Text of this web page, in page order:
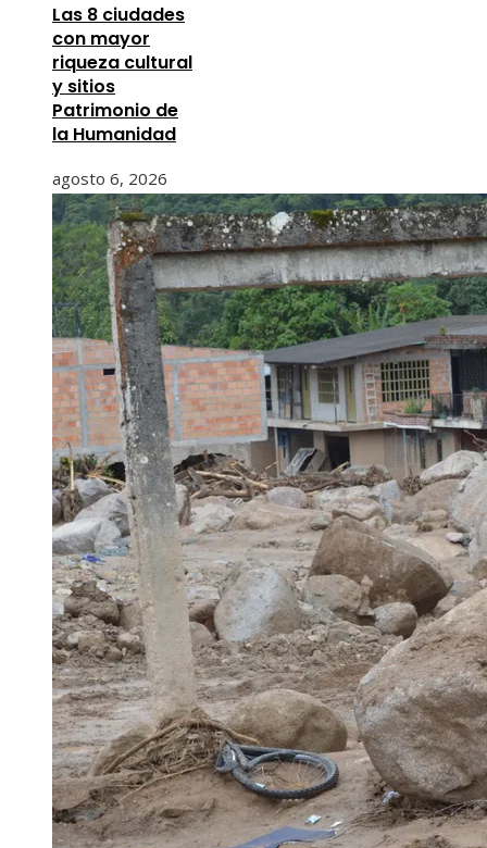
Las 8 ciudades
con mayor
riqueza cultural
y sitios
Patrimonio de
la Humanidad
agosto 6, 2026